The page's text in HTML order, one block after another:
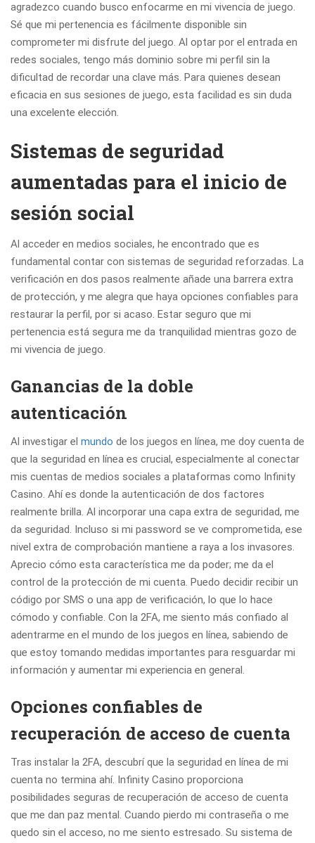
agradezco cuando busco enfocarme en mi vivencia de juego.
Sé que mi pertenencia es fácilmente disponible sin
comprometer mi disfrute del juego. Al optar por el entrada en
redes sociales, tengo más dominio sobre mi perfil sin la
dificultad de recordar una clave más. Para quienes desean
eficacia en sus sesiones de juego, esta facilidad es sin duda
una excelente elección.
Sistemas de seguridad
aumentadas para el inicio de
sesión social
Al acceder en medios sociales, he encontrado que es
fundamental contar con sistemas de seguridad reforzadas. La
verificación en dos pasos realmente añade una barrera extra
de protección, y me alegra que haya opciones confiables para
restaurar la perfil, por si acaso. Estar seguro que mi
pertenencia está segura me da tranquilidad mientras gozo de
mi vivencia de juego.
Ganancias de la doble
autenticación
Al investigar el mundo de los juegos en línea, me doy cuenta de
que la seguridad en línea es crucial, especialmente al conectar
mis cuentas de medios sociales a plataformas como Infinity
Casino. Ahí es donde la autenticación de dos factores
realmente brilla. Al incorporar una capa extra de seguridad, me
da seguridad. Incluso si mi password se ve comprometida, ese
nivel extra de comprobación mantiene a raya a los invasores.
Aprecio cómo esta característica me da poder; me da el
control de la protección de mi cuenta. Puedo decidir recibir un
código por SMS o una app de verificación, lo que lo hace
cómodo y confiable. Con la 2FA, me siento más confiado al
adentrarme en el mundo de los juegos en línea, sabiendo de
que estoy tomando medidas importantes para resguardar mi
información y aumentar mi experiencia en general.
Opciones confiables de
recuperación de acceso de cuenta
Tras instalar la 2FA, descubrí que la seguridad en línea de mi
cuenta no termina ahí. Infinity Casino proporciona
posibilidades seguras de recuperación de acceso de cuenta
que me dan paz mental. Cuando pierdo mi contraseña o me
quedo sin el acceso, no me siento estresado. Su sistema de